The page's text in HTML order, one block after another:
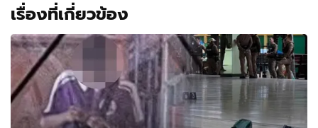
เรื่องที่เกี่ยวข้อง